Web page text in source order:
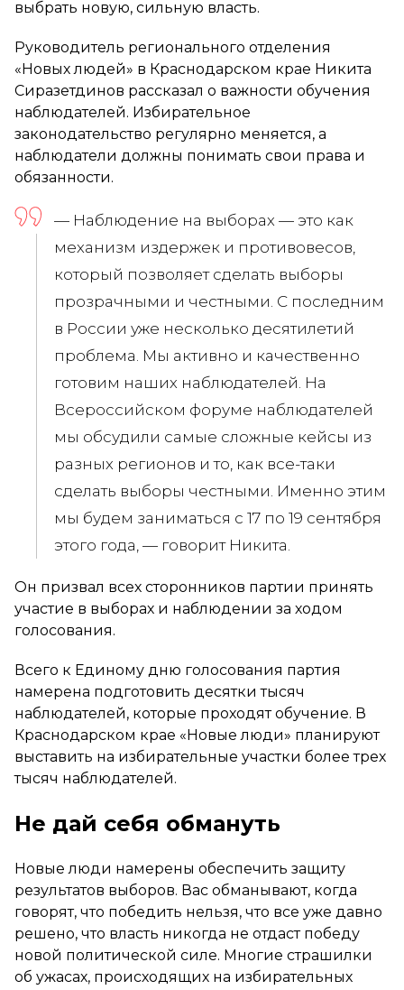
выбрать новую, сильную власть.
Руководитель регионального отделения
«Новых людей» в Краснодарском крае Никита
Сиразетдинов рассказал о важности обучения
наблюдателей. Избирательное
законодательство регулярно меняется, а
наблюдатели должны понимать свои права и
обязанности.
— Наблюдение на выборах — это как
механизм издержек и противовесов,
который позволяет сделать выборы
прозрачными и честными. С последним
в России уже несколько десятилетий
проблема. Мы активно и качественно
готовим наших наблюдателей. На
Всероссийском форуме наблюдателей
мы обсудили самые сложные кейсы из
разных регионов и то, как все-таки
сделать выборы честными. Именно этим
мы будем заниматься с 17 по 19 сентября
этого года, — говорит Никита.
Он призвал всех сторонников партии принять
участие в выборах и наблюдении за ходом
голосования.
Всего к Единому дню голосования партия
намерена подготовить десятки тысяч
наблюдателей, которые проходят обучение. В
Краснодарском крае «Новые люди» планируют
выставить на избирательные участки более трех
тысяч наблюдателей.
Не дай себя обмануть
Новые люди намерены обеспечить защиту
результатов выборов. Вас обманывают, когда
говорят, что победить нельзя, что все уже давно
решено, что власть никогда не отдаст победу
новой политической силе. Многие страшилки
об ужасах, происходящих на избирательных